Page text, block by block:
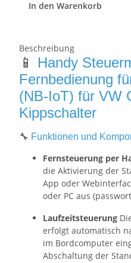
In den Warenkorb
Beschreibung
📱 Handy
Fernbedienung
(NB-IoT) für VW
Kippschalter
🔧 Funktionen und
Fernsteuerung per
die Aktivierung der
App oder
oder PC aus
Laufzeitsteuerung
erfolgt automatisch
im Bordcomputer
Abschaltung der